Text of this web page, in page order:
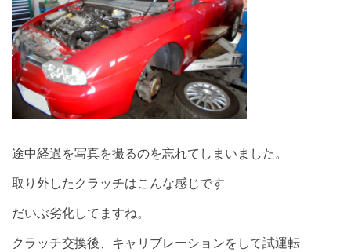
途中経過を写真を撮るのを忘れてしまいました。
取り外したクラッチはこんな感じです
だいぶ劣化してますね。
クラッチ交換後、キャリブレーションをして試運転